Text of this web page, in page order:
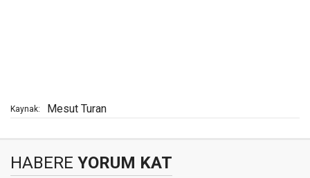
Kaynak: Mesut Turan
HABERE YORUM KAT